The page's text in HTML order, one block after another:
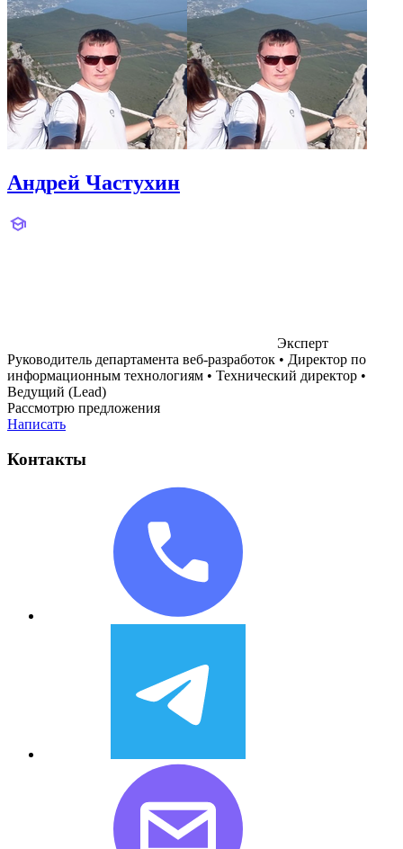
Андрей Частухин
Эксперт
Руководитель департамента веб-разработок • Директор по
информационным технологиям • Технический директор •
Ведущий (Lead)
Рассмотрю предложения
Написать
Контакты